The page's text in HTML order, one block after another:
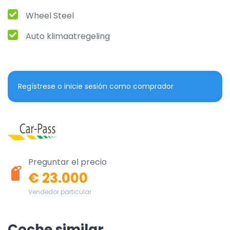
Wheel Steel
Auto klimaatregeling
Regístrese o inicie sesión como comprador
Preguntar el precio
€ 23.000
Vendedor particular